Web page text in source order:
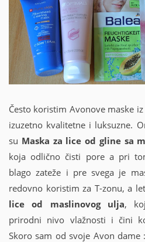
Često koristim Avonove maske
izuzetno kvalitetne i luksuzne.
su Maska za lice od gline sa
koja odlično čisti pore a pri
blago zateže i pre svega je
redovno koristim za T-zonu, a
lice od maslinovog ulja,
prirodni nivo vlažnosti i čini
Skoro sam od svoje Avon dame